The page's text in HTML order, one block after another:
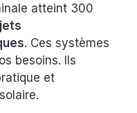
atteint 300
. Ces systèmes
besoins. Ils
et